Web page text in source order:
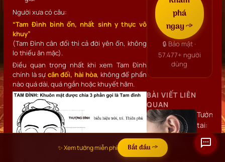
Người xưa có câu:
“Tam Đình bình ổn, nhất sinh y thực vô
khuy”
(Tam Đình cân đối thì cả đời yên ổn, không
lo thiếu ăn mặc).
Điều quan trọng nhất khi xem Tam Đình
chính là sự cân đối, hài hòa, không để phần
nào quá dài, quá ngắn hoặc khuyết hãm.
phá
ngay →
🔒 Bảo mật ·
57.477+ người
dùng
BÀI VIẾT LIÊN
QUAN
Tướng
tai:
Hình
dáng,
vị trí,
✨ Xem tướng miễn phí Bắt đầu →